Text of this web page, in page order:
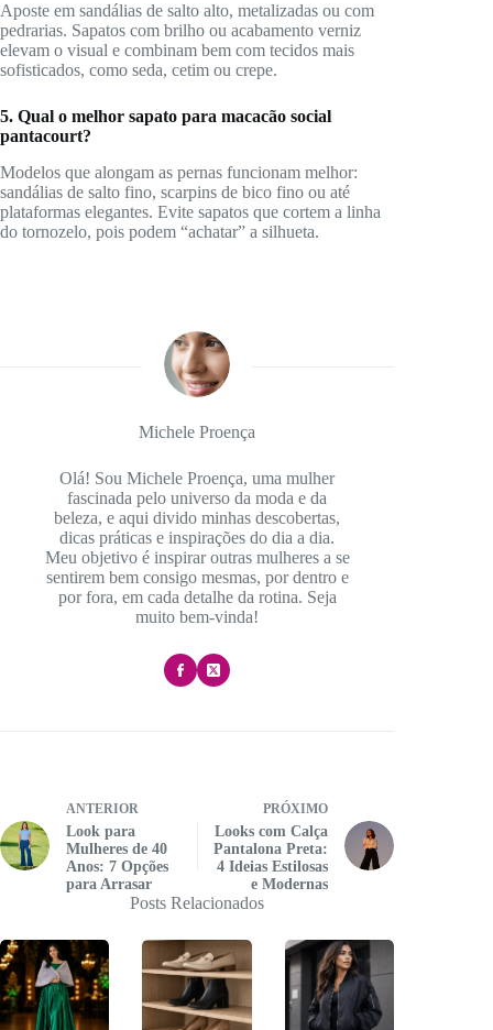
Aposte em sandálias de salto alto, metalizadas ou com
pedrarias. Sapatos com brilho ou acabamento verniz
elevam o visual e combinam bem com tecidos mais
sofisticados, como seda, cetim ou crepe.
5. Qual o melhor sapato para macacão social
pantacourt?
Modelos que alongam as pernas funcionam melhor:
sandálias de salto fino, scarpins de bico fino ou até
plataformas elegantes. Evite sapatos que cortem a linha
do tornozelo, pois podem “achatar” a silhueta.
Michele Proença
Olá! Sou Michele Proença, uma mulher
fascinada pelo universo da moda e da
beleza, e aqui divido minhas descobertas,
dicas práticas e inspirações do dia a dia.
Meu objetivo é inspirar outras mulheres a se
sentirem bem consigo mesmas, por dentro e
por fora, em cada detalhe da rotina. Seja
muito bem-vinda!
ANTERIOR
Look para
Mulheres de 40
Anos: 7 Opções
para Arrasar
PRÓXIMO
Looks com Calça
Pantalona Preta:
4 Ideias Estilosas
e Modernas
Posts Relacionados